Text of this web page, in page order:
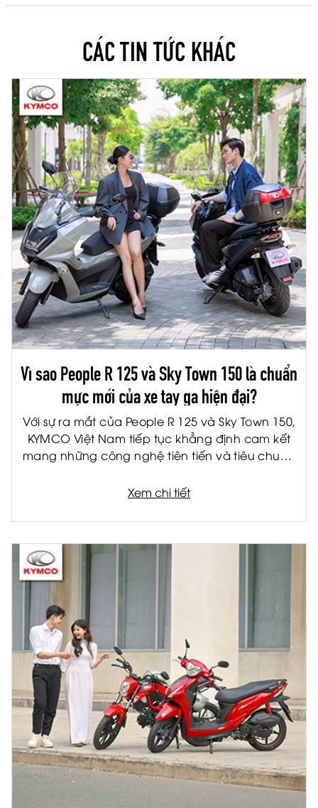
CÁC TIN TỨC KHÁC
Vì sao People R 125 và Sky Town 150 là chuẩn
mực mới của xe tay ga hiện đại?
Với sự ra mắt của People R 125 và Sky Town 150,
KYMCO Việt Nam tiếp tục khẳng định cam kết
mang những công nghệ tiên tiến và tiêu chuẩn
Được phát triển trên nền tảng sản phẩm châu
ứng nhu cầu di chuyển hàng ngày mà còn mở
ra một chuẩn mực mới về trải nghiệm lái xe hiện
Xem chi tiết